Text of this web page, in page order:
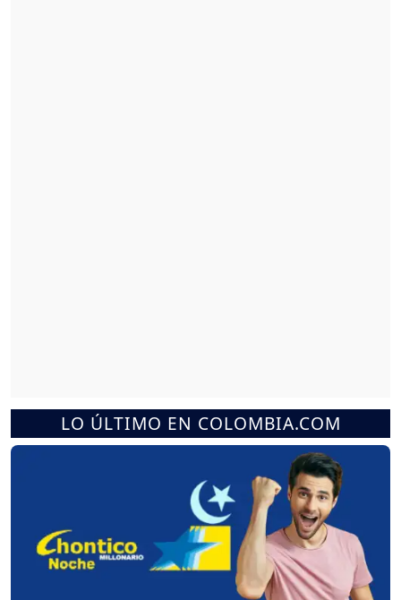
LO ÚLTIMO EN COLOMBIA.COM